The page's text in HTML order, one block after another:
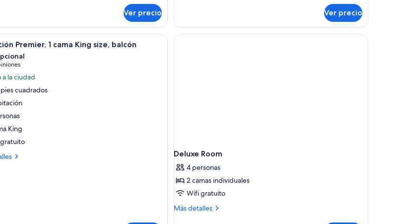
Ver precio Ver precio
Pedic Habitación de hotel con una cama grande, una silla, una mesita, una lámpara y un ventanal con cortinas.
Premier, 1 cama King size, balcón
a la ciudad
cuadrados
King
Deluxe Room
4 personas
2 camas individuales
Wifi gratuito
Más detalles
Más